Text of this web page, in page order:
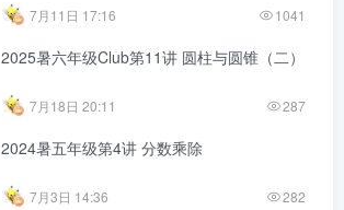
7月11日 17:16 1041
2025暑六年级Club第11讲 圆柱与圆锥（二）
7月18日 20:11 287
2024暑五年级第4讲 分数乘除
7月3日 14:36 282